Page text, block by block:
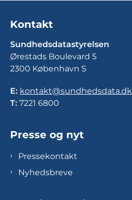
Kontakt
Sundhedsdatastyrelsen
Ørestads Boulevard 5
2300 København S
E: kontakt@sundhedsdata.dk
T: 7221 6800
Presse og nyt
Pressekontakt
Nyhedsbreve